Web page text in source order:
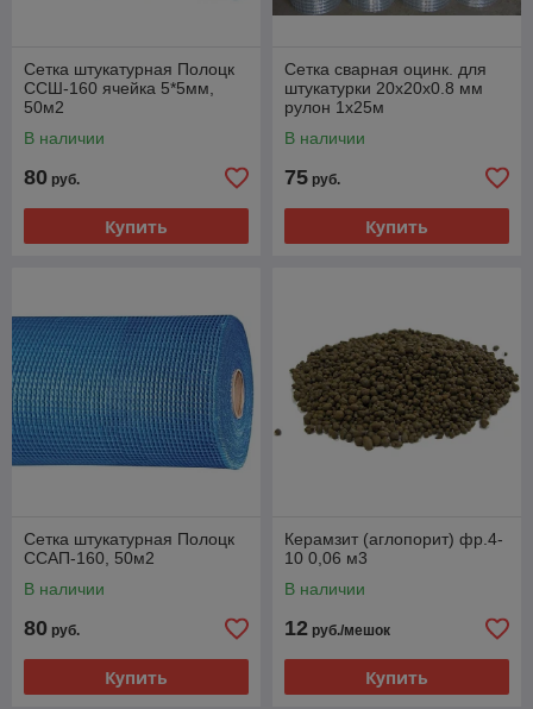
Сетка штукатурная Полоцк
ССШ-160 ячейка 5*5мм,
50м2
В наличии
80 руб.
Купить
Сетка сварная оцинк. для
штукатурки 20х20х0.8 мм
рулон 1х25м
В наличии
75 руб.
Купить
Сетка штукатурная Полоцк
ССАП-160, 50м2
В наличии
80 руб.
Купить
Керамзит (аглопорит) фр.4-
10 0,06 м3
В наличии
12 руб./мешок
Купить